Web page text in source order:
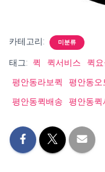
카테고리: 미분류
태그: 퀵 퀵서비스 퀵
평안동라보퀵
평안동오
평안동퀵배송
평안동퀵